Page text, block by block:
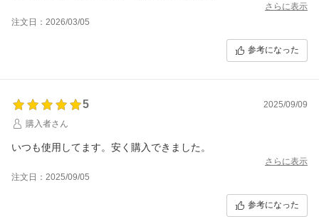
さらに表示
注文日：2026/03/05
参考になった
5
2025/09/09
購入者さん
いつも使用してます。安く購入できました。
さらに表示
注文日：2025/09/05
参考になった